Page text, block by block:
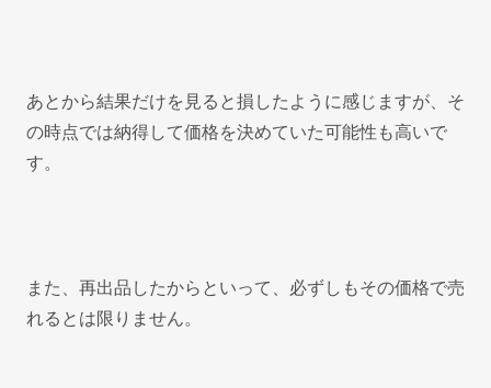
あとから結果だけを見ると損したように感じますが、そ
の時点では納得して価格を決めていた可能性も高いで
す。
また、再出品したからといって、必ずしもその価格で売
れるとは限りません。